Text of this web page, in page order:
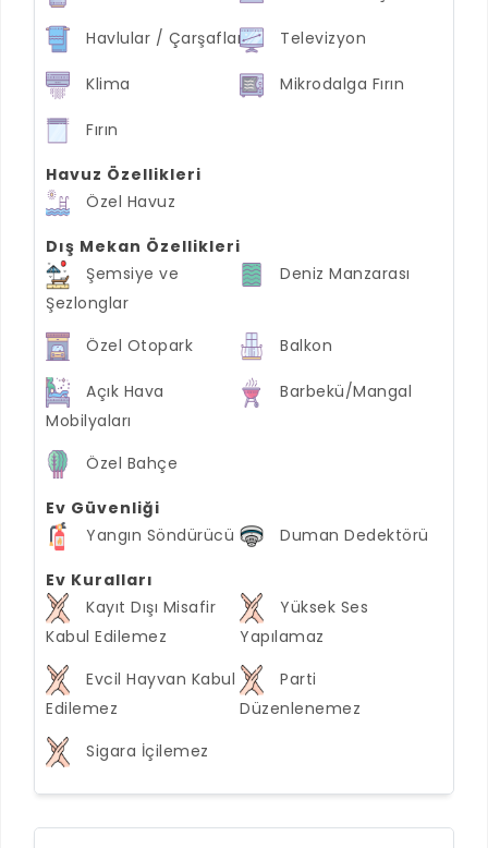
Havlular / Çarşaflar Televizyon
Klima Mikrodalga Fırın
Fırın
Havuz Özellikleri
Özel Havuz
Dış Mekan Özellikleri
Şemsiye ve
Şezlonglar
Deniz Manzarası
Özel Otopark Balkon
Açık Hava
Mobilyaları
Barbekü/Mangal
Özel Bahçe
Ev Güvenliği
Yangın Söndürücü
Duman Dedektörü
Ev Kuralları
Kayıt Dışı Misafir
Kabul Edilemez
Yüksek Ses
Yapılamaz
Evcil Hayvan Kabul
Edilemez
Parti
Düzenlenemez
Sigara İçilemez